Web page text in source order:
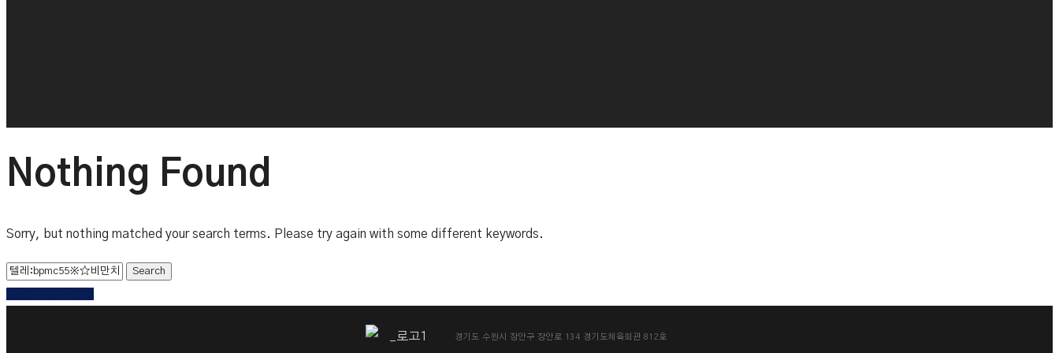
Nothing Found
Sorry, but nothing matched your search terms. Please try again with some different keywords.
경기도 수원시 장안구 장안로 134 경기도체육회관 812호